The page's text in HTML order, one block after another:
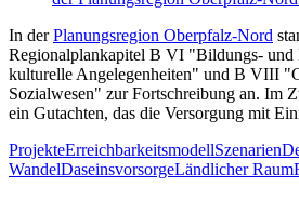
In derPlanungsregion Oberpfalz-Nord
Regionalplankapitel B VI "Bildungs- und
kulturelle Angelegenheiten" und B VIII
Sozialwesen" zur Fortschreibung an. Im
ein Gutachten, das die Versorgung mit
ProjekteErreichbarkeitsmodellSzenarien
WandelDaseinsvorsorgeLändlicher Raum